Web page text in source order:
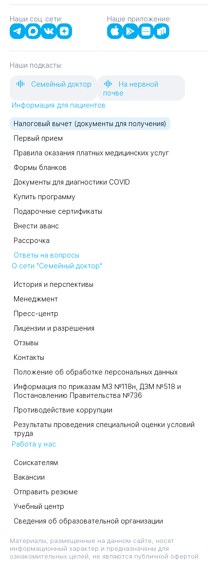
Наши соц. сети: Наше приложение:
Наши подкасты:
Семейный доктор
На нервной
почве
Информация для пациентов
Налоговый вычет (документы для получения)
Первый прием
Правила оказания платных медицинских услуг
Формы бланков
Документы для диагностики COVID
Купить программу
Подарочные сертификаты
Внести аванс
Рассрочка
Ответы на вопросы
О сети "Семейный доктор"
История и перспективы
Менеджмент
Пресс-центр
Лицензии и разрешения
Отзывы
Контакты
Положение об обработке персональных данных
Информация по приказам МЗ №118н, ДЗМ №518 и
Постановлению Правительства №736
Противодействие коррупции
Результаты проведения специальной оценки условий
труда
Работа у нас
Соискателям
Вакансии
Отправить резюме
Учебный центр
Сведения об образовательной организации
Материалы, размещенные на данном сайте, носят
информационный характер и предназначены для
ознакомительных целей, не являются публичной офертой.